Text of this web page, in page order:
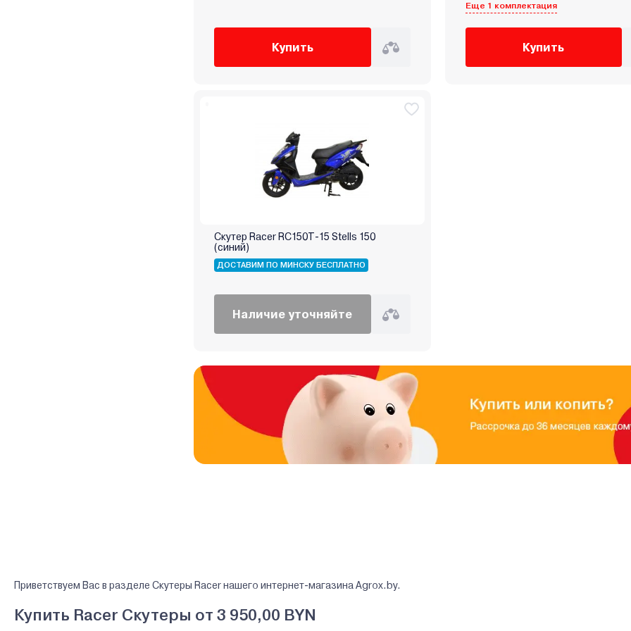
Купить
Еще 1 комплектация
Купить
Скутер Racer RC150T-15 Stells 150
(синий)
ДОСТАВИМ ПО МИНСКУ БЕСПЛАТНО
Наличие уточняйте
Приветствуем Вас в разделе Скутеры Racer нашего интернет-магазина Agrox.by.
Купить Racer Скутеры от 3 950,00 BYN